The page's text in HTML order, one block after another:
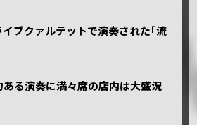
ブクァルテットで演奏された｢流
る演奏に満々席の店内は大盛況